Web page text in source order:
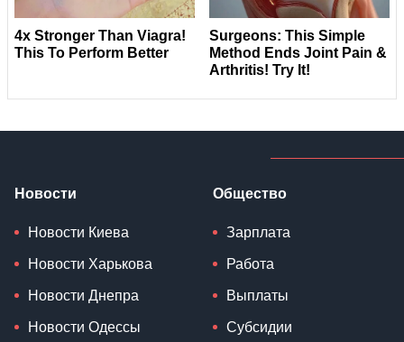
Новости
Новости Киева
Новости Харькова
Новости Днепра
Новости Одессы
Общество
Зарплата
Работа
Выплаты
Субсидии